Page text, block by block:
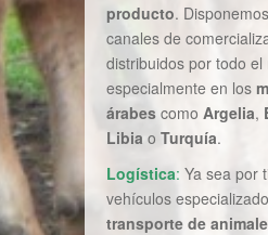
producto.
canales de
distribuidos por todo el
especialmente en los
árabescomo Argelia,
Libia o Turquía.
Logística: Ya sea por
vehículos
transporte de